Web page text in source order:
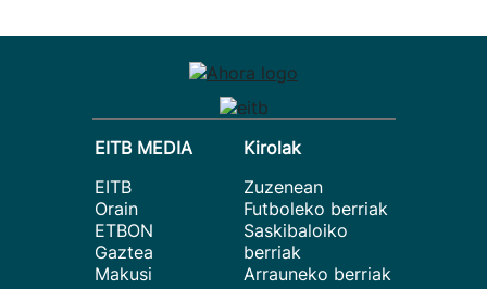
EITB MEDIA
EITB
Orain
ETBON
Gaztea
Makusi
Kirolak
Zuzenean
Futboleko berriak
Saskibaloiko
berriak
Arrauneko berriak